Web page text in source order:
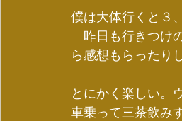
僕は大体行くと３
昨日も行きつけ
ら感想もらったり
とにかく楽しい。
車乗って三茶飲み